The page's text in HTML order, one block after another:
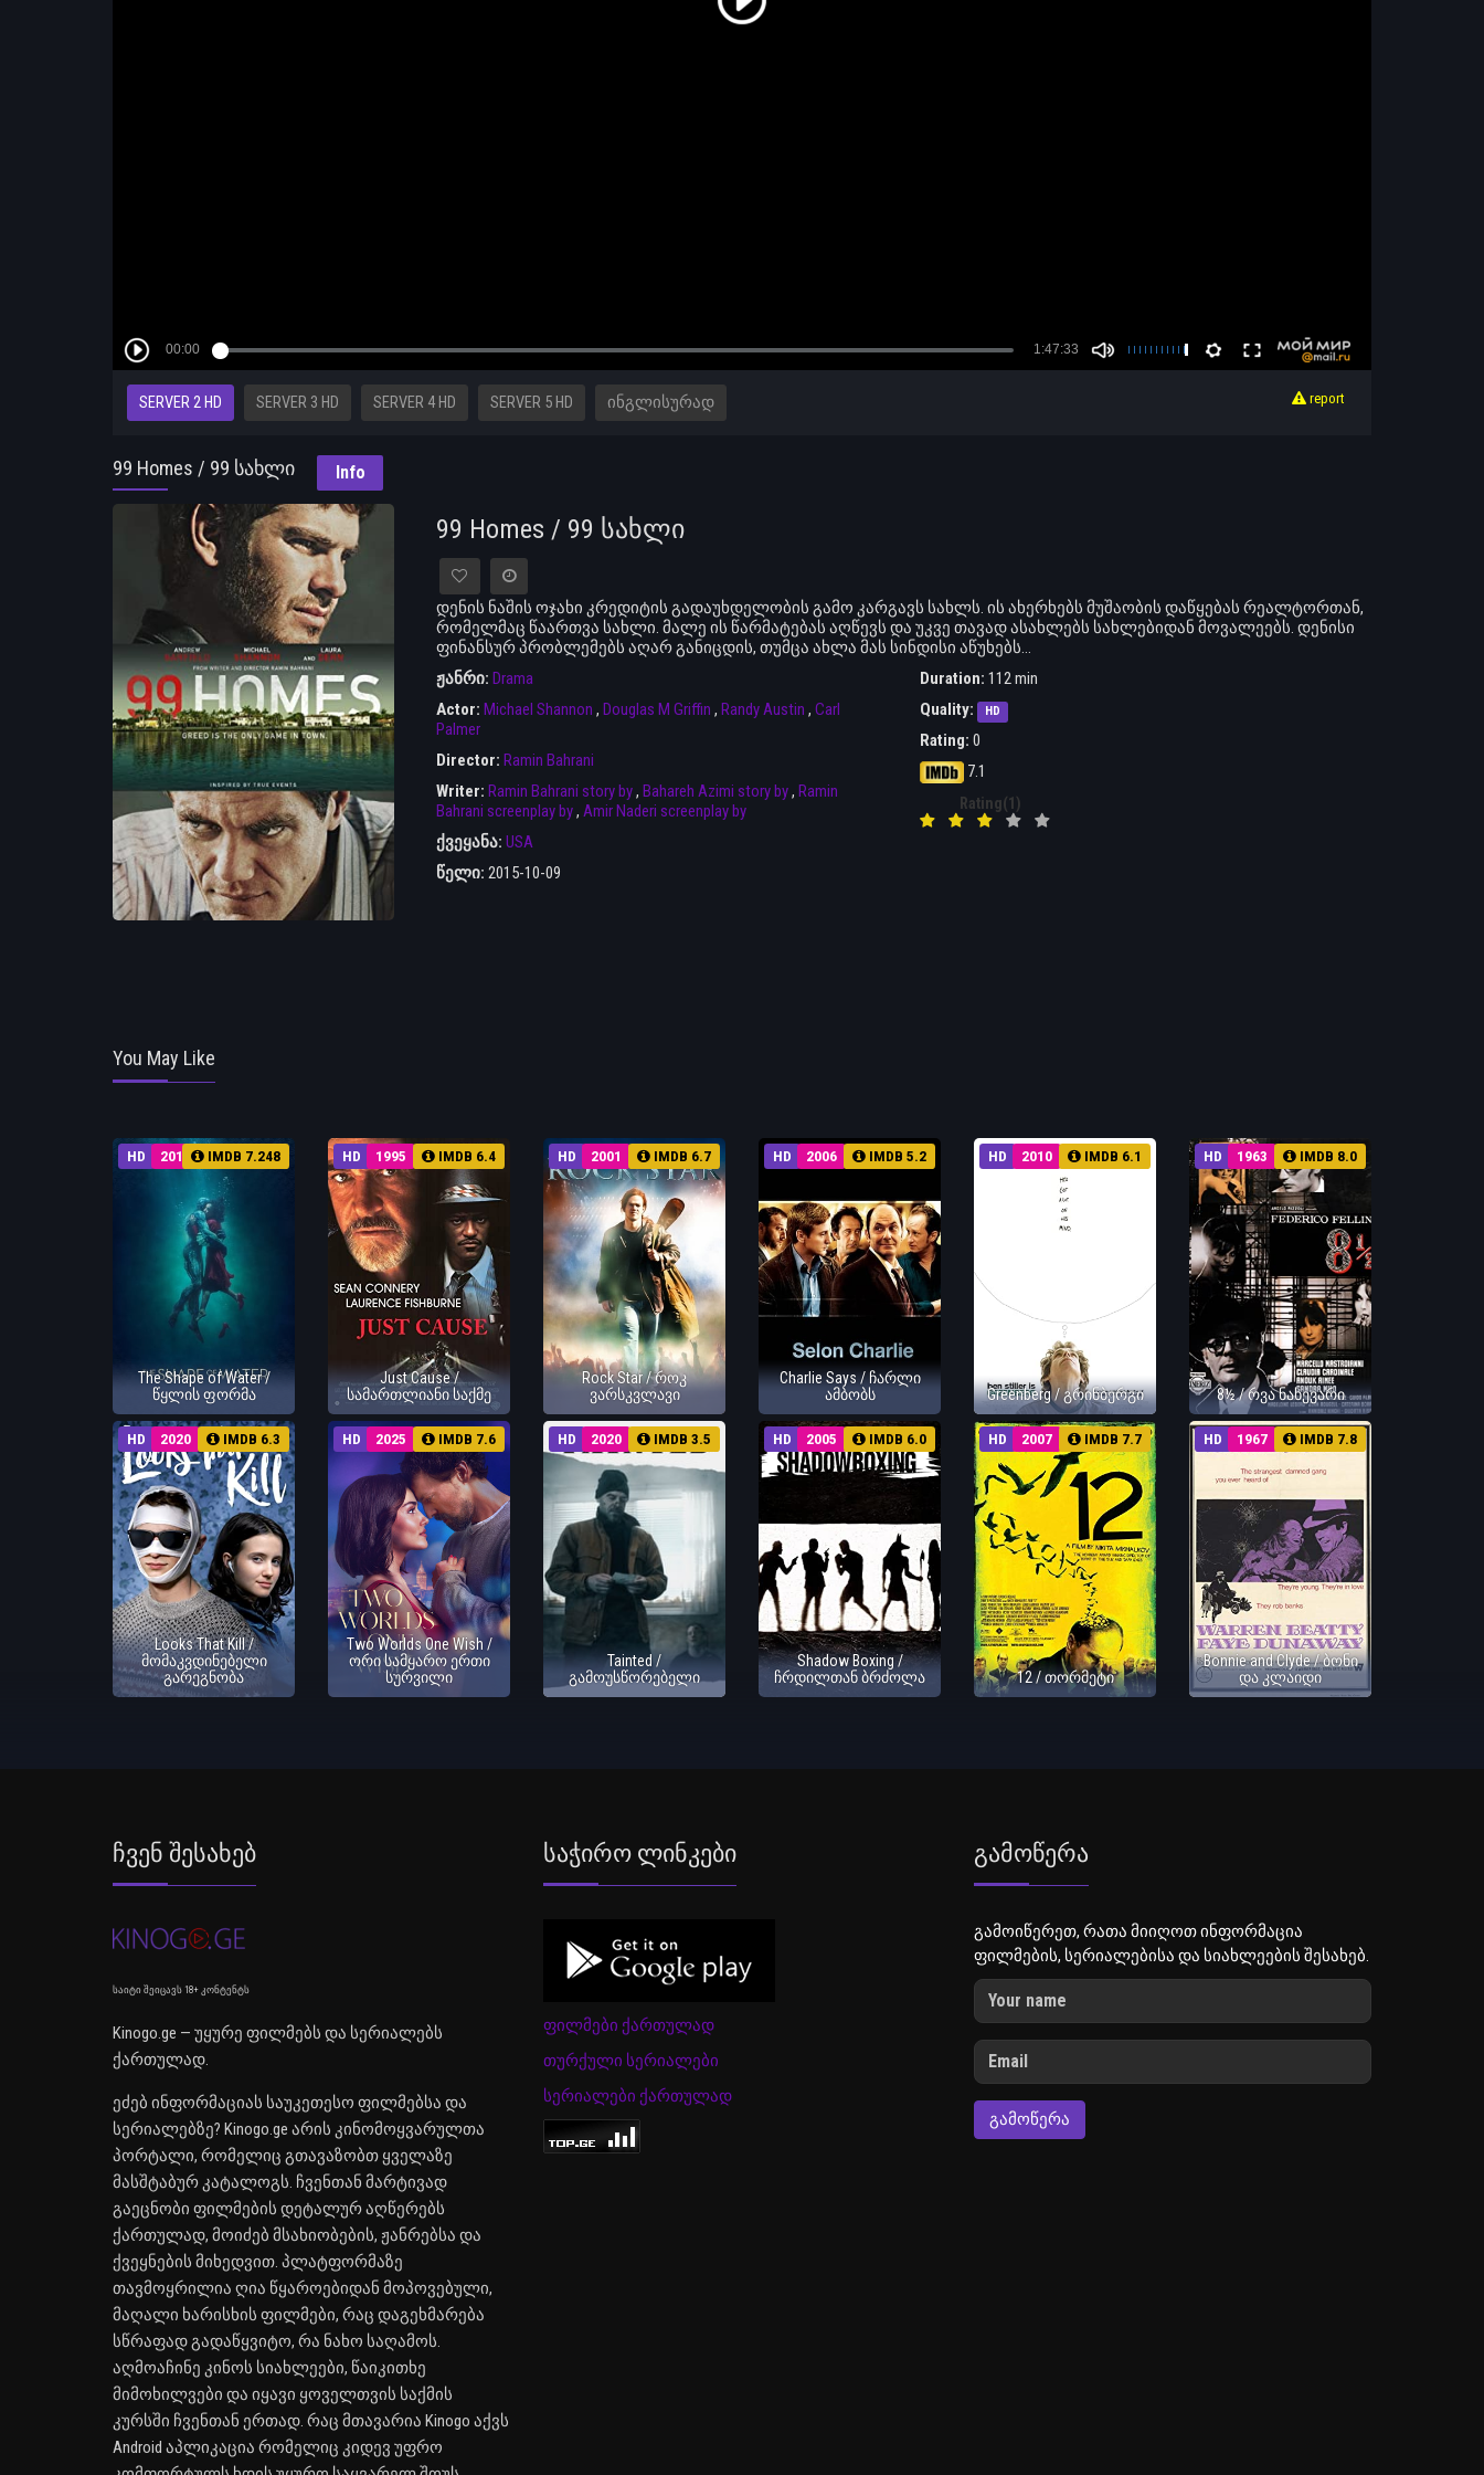
SERVER 2 HD SERVER 3 HD SERVER 4 HD SERVER 5 HD ᲘᲜᲒᲚᲘᲡᲣᲠᲐᲓ report
99 Homes / 99 სახლი Info
99 Homes / 99 სახლი
დენის ნაშის ოჯახი კრედიტის გადაუხდელობის გამო კარგავს სახლს. ის ახერხებს მუშაობის დაწყებას რეალტორთან,
რომელმაც წაართვა სახლი. მალე ის წარმატებას აღწევს და უკვე თავად ასახლებს სახლებიდან მოვალეებს. დენისი
ფინანსურ პრობლემებს აღარ განიცდის, თუმცა ახლა მას სინდისი აწუხებს…
ჟანრი: Drama
Actor: Michael Shannon , Douglas M Griffin , Randy Austin , Carl
Palmer
Director: Ramin Bahrani
Writer: Ramin Bahrani story by, Bahareh Azimi story by, Ramin
Bahrani screenplay by, Amir Naderi screenplay by
ქვეყანა: USA
წელი: 2015-10-09
Duration: 112 min
Quality:
HD
Rating: 0
7.1
Rating(1)
You May Like
HD 2017 IMDB 7.248
The Shape of Water /
წყლის ფორმა
HD 1995 IMDB 6.4
Just Cause /
სამართლიანი საქმე
HD 2001 IMDB 6.7
Rock Star / როკ
ვარსკვლავი
HD 2006 IMDB 5.2
Charlie Says / ჩარლი
ამბობს
HD 2010 IMDB 6.1
Greenberg / გრინბერგი
HD 1963 IMDB 8.0
8½ / რვა ნახევარი
HD 2020 IMDB 6.3
Looks That Kill /
მომაკვდინებელი
გარეგნობა
HD 2025 IMDB 7.6
Two Worlds One Wish /
ორი სამყარო ერთი
სურვილი
HD 2020 IMDB 3.5
Tainted /
გამოუსწორებელი
HD 2005 IMDB 6.0
Shadow Boxing /
ჩრდილთან ბრძოლა
HD 2007 IMDB 7.7
12 / თორმეტი
HD 1967 IMDB 7.8
Bonnie and Clyde / ბონი
და კლაიდი
Ჩვენ Შესახებ
საიტი შეიცავს 18+ კონტენტს
Kinogo.ge — უყურე ფილმებს და სერიალებს
ქართულად.
ეძებ ინფორმაციას საუკეთესო ფილმებსა და
სერიალებზე? Kinogo.ge არის კინომოყვარულთა
პორტალი, რომელიც გთავაზობთ ყველაზე
მასშტაბურ კატალოგს. ჩვენთან მარტივად
გაეცნობი ფილმების დეტალურ აღწერებს
ქართულად, მოიძებ მსახიობების, ჟანრებსა და
ქვეყნების მიხედვით. პლატფორმაზე
თავმოყრილია ღია წყაროებიდან მოპოვებული,
მაღალი ხარისხის ფილმები, რაც დაგეხმარება
სწრაფად გადაწყვიტო, რა ნახო საღამოს.
აღმოაჩინე კინოს სიახლეები, წაიკითხე
მიმოხილვები და იყავი ყოველთვის საქმის
კურსში ჩვენთან ერთად. რაც მთავარია Kinogo აქვს
Android აპლიკაცია რომელიც კიდევ უფრო
Საჭირო Ლინკები
ფილმები ქართულად
თურქული სერიალები
სერიალები ქართულად
Გამოწერა
გამოიწერეთ, რათა მიიღოთ ინფორმაცია
ფილმების, სერიალებისა და სიახლეების შესახებ.
ᲒᲐᲛᲝᲬᲔᲠᲐ